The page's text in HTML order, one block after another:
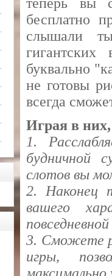
бесплатно
слышали
гигантских
буквально
не готовы
всегда
Играя в
1.
будничной
слотов вы
2. Наконец
вашего
3. Сможете
игры,